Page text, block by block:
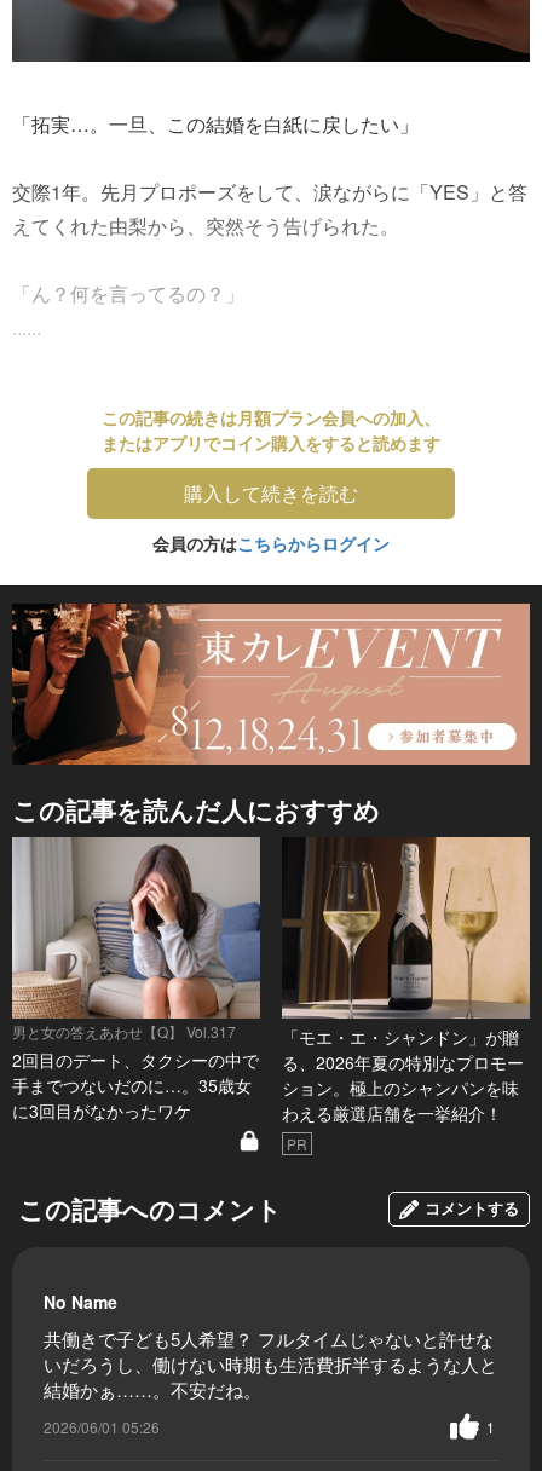
「拓実…。一旦、この結婚を白紙に戻したい」
交際1年。先月プロポーズをして、涙ながらに「YES」と答
えてくれた由梨から、突然そう告げられた。
「ん？何を言ってるの？」
......
この記事の続きは月額プラン会員への加入、
またはアプリでコイン購入をすると読めます
購入して続きを読む
会員の方はこちらからログイン
この記事を読んだ人におすすめ
男と女の答えあわせ【Q】 Vol.317
2回目のデート、タクシーの中で
手までつないだのに…。35歳女
に3回目がなかったワケ
「モエ・エ・シャンドン」が贈
る、2026年夏の特別なプロモー
ション。極上のシャンパンを味
わえる厳選店舗を一挙紹介！
PR
この記事へのコメント コメントする
No Name
共働きで子ども5人希望？ フルタイムじゃないと許せな
いだろうし、働けない時期も生活費折半するような人と
結婚かぁ……。不安だね。
2026/06/01 05:26 1